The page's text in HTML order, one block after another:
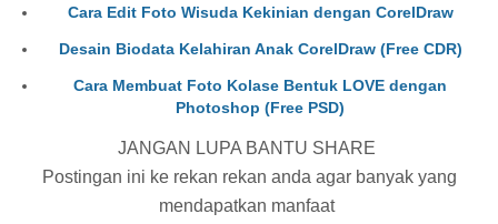
Cara Edit Foto Wisuda Kekinian dengan CorelDraw
Desain Biodata Kelahiran Anak CorelDraw (Free CDR)
Cara Membuat Foto Kolase Bentuk LOVE dengan
Photoshop (Free PSD)
JANGAN LUPA BANTU SHARE
Postingan ini ke rekan rekan anda agar banyak yang
mendapatkan manfaat